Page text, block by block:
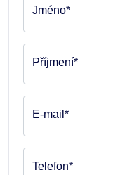
Jméno*
Příjmení*
E-mail*
Telefon*